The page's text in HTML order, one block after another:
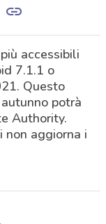
accessibili
7.1.1 o
Questo
potrà
Authority.
non aggiorna i